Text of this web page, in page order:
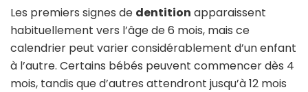
Les premiers signes de dentition apparaissent
habituellement vers l’âge de 6 mois, mais ce
calendrier peut varier considérablement d’un enfant
à l’autre. Certains bébés peuvent commencer dès 4
mois, tandis que d’autres attendront jusqu’à 12 mois